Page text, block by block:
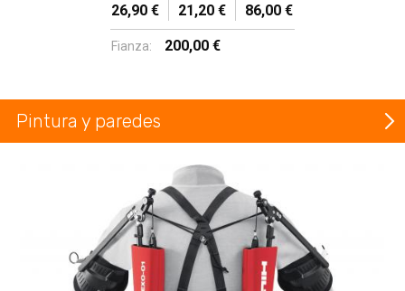
26,90 € 21,20 € 86,00 €
Fianza: 200,00 €
Pintura y paredes